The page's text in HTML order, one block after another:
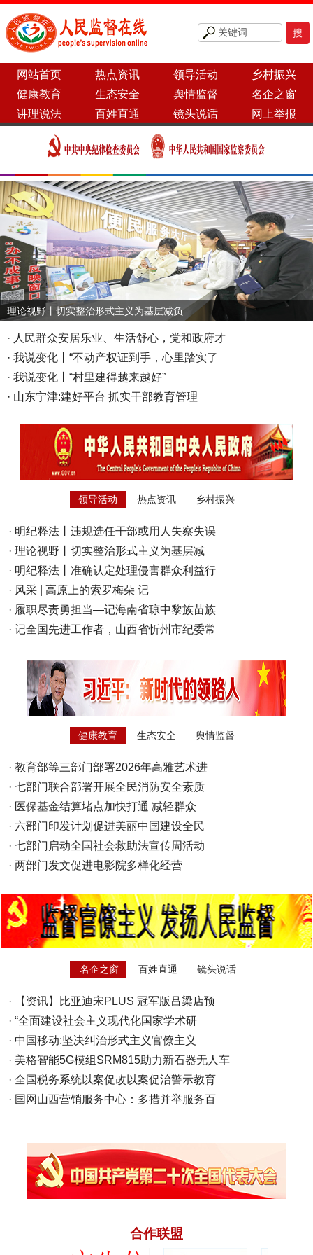
网站首页 热点资讯 领导活动
乡村振兴
健康教育
生态安全 舆情监督
名企之窗
讲理说法
百姓直通 镜头说话 网上举报
理论视野丨切实整治形式主义为基层减负
· 人民群众安居乐业、生活舒心，党和政府才
· 我说变化丨“不动产权证到手，心里踏实了
· 我说变化丨“村里建得越来越好”
· 山东宁津:建好平台 抓实干部教育管理
领导活动 热点资讯 乡村振兴
· 明纪释法丨违规选任干部或用人失察失误
· 理论视野丨切实整治形式主义为基层减
· 明纪释法丨准确认定处理侵害群众利益行
· 风采 | 高原上的索罗梅朵 记
· 履职尽责勇担当—记海南省琼中黎族苗族
· 记全国先进工作者，山西省忻州市纪委常
健康教育 生态安全 舆情监督
· 教育部等三部门部署2026年高雅艺术进
· 七部门联合部署开展全民消防安全素质
· 医保基金结算堵点加快打通 减轻群众
· 六部门印发计划促进美丽中国建设全民
· 七部门启动全国社会救助法宣传周活动
· 两部门发文促进电影院多样化经营
名企之窗 百姓直通 镜头说话
·
【资讯】比亚迪宋PLUS 冠军版吕梁店预
· “全面建设社会主义现代化国家学术研
· 中国移动:坚决纠治形式主义官僚主义
· 美格智能5G模组SRM815助力新石器无人车
· 全国税务系统以案促改以案促治警示教育
· 国网山西营销服务中心：多措并举服务百
合作联盟